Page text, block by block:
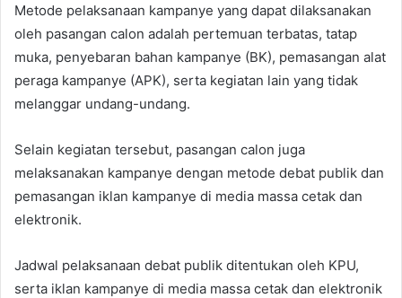
Metode pelaksanaan kampanye yang dapat dilaksanakan
oleh pasangan calon adalah pertemuan terbatas, tatap
muka, penyebaran bahan kampanye (BK), pemasangan alat
peraga kampanye (APK), serta kegiatan lain yang tidak
melanggar undang-undang.
Selain kegiatan tersebut, pasangan calon juga
melaksanakan kampanye dengan metode debat publik dan
pemasangan iklan kampanye di media massa cetak dan
elektronik.
Jadwal pelaksanaan debat publik ditentukan oleh KPU,
serta iklan kampanye di media massa cetak dan elektronik